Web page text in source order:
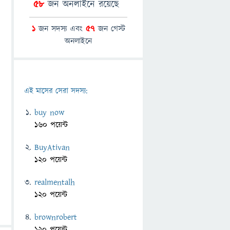
58জন অনলাইনে রয়েছে
1জন সদস্য এবং 57জন গেস্ট
অনলাইনে
এই মাসের সেরা সদস্য:
buy now
160 পয়েন্ট
BuyAtivan
120 পয়েন্ট
realmentalh
120 পয়েন্ট
brownrobert